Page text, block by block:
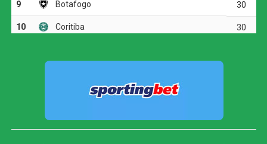
O Fluminense respondeu com chutes de longa distância.
finalização forte.
O time alvinegro voltou a ameaçar aos 29 minutos.
para fora. Em seguida, o volante completou cruzamento